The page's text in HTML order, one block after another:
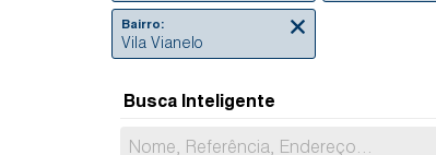
Bairro:
Vila Vianelo
Busca Inteligente